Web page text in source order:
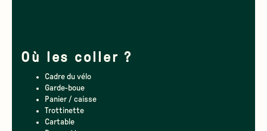
Où les coller ?
Cadre du vélo
Garde-boue
Panier / caisse
Trottinette
Cartable